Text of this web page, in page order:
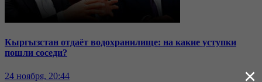
Кыргызстан отдаёт водохранилище: на какие уступки
пошли соседи?
24 ноября, 20:44 ×